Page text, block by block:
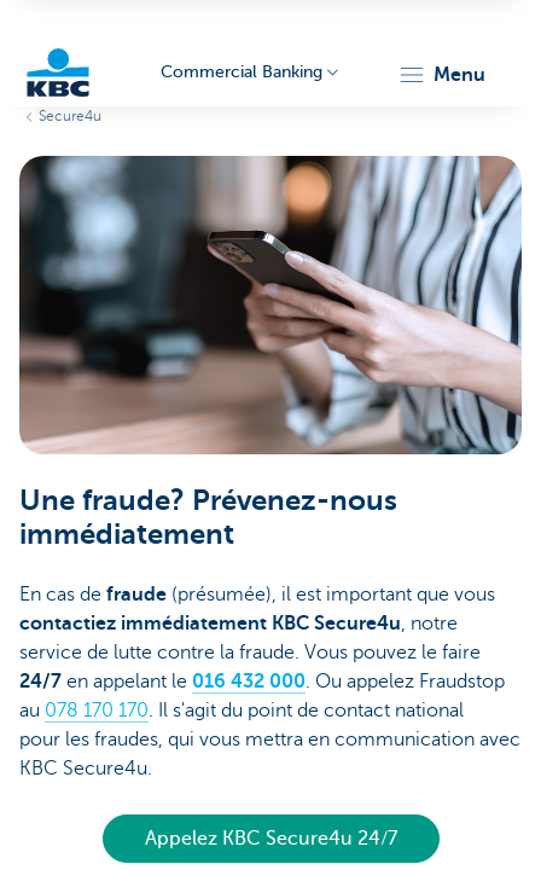
Corporate
Commercial Banking menu
Secure4u
Une fraude? Prévenez-nous
immédiatement
En cas de fraude (présumée), il est important que vous
contactiez immédiatement KBC Secure4u, notre
service de lutte contre la fraude. Vous pouvez le faire
24/7 en appelant le 016 432 000. Ou appelez Fraudstop
au 078 170 170. Il s'agit du point de contact national
pour les fraudes, qui vous mettra en communication avec
KBC Secure4u.
Appelez KBC Secure4u 24/7